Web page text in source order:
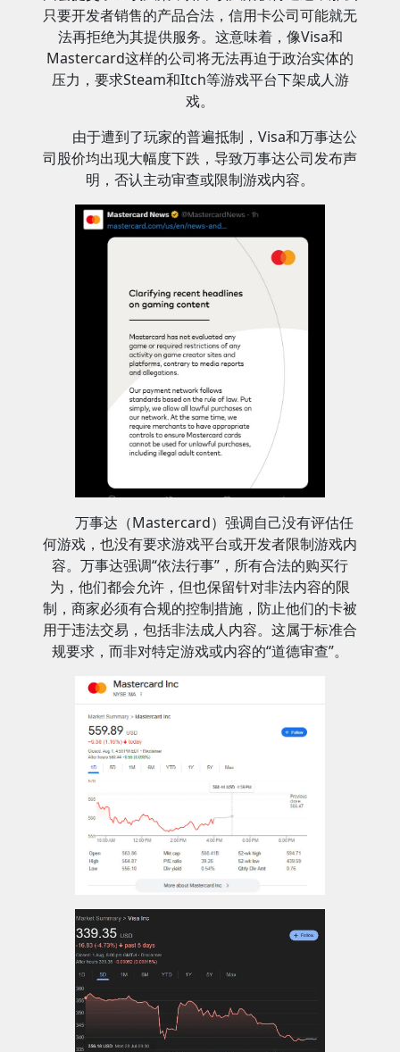
只要开发者销售的产品合法，信用卡公司可能就无
法再拒绝为其提供服务。这意味着，像Visa和
Mastercard这样的公司将无法再迫于政治实体的
压力，要求Steam和Itch等游戏平台下架成人游
戏。
由于遭到了玩家的普遍抵制，Visa和万事达公
司股价均出现大幅度下跌，导致万事达公司发布声
明，否认主动审查或限制游戏内容。
万事达（Mastercard）强调自己没有评估任
何游戏，也没有要求游戏平台或开发者限制游戏内
容。万事达强调“依法行事”，所有合法的购买行
为，他们都会允许，但也保留针对非法内容的限
制，商家必须有合规的控制措施，防止他们的卡被
用于违法交易，包括非法成人内容。这属于标准合
规要求，而非对特定游戏或内容的“道德审查”。